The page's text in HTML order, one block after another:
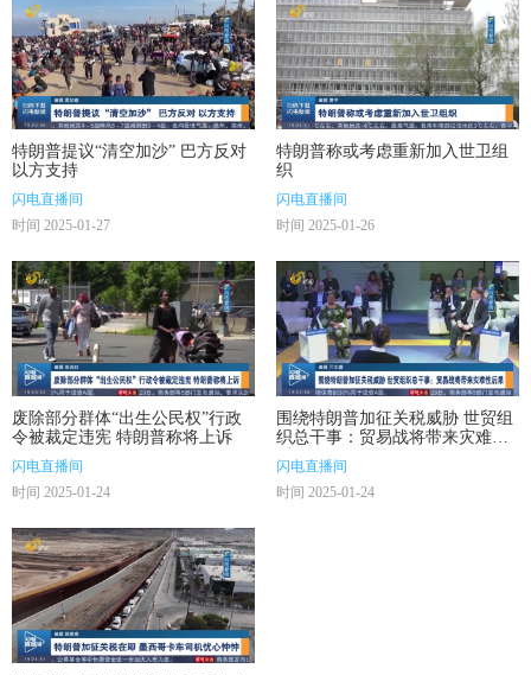
特朗普提议“清空加沙” 巴方反对
以方支持
闪电直播间
时间 2025-01-27
特朗普称或考虑重新加入世卫组
织
闪电直播间
时间 2025-01-26
废除部分群体“出生公民权”行政
令被裁定违宪 特朗普称将上诉
闪电直播间
时间 2025-01-24
围绕特朗普加征关税威胁 世贸组
织总干事：贸易战将带来灾难性
后果
闪电直播间
时间 2025-01-24